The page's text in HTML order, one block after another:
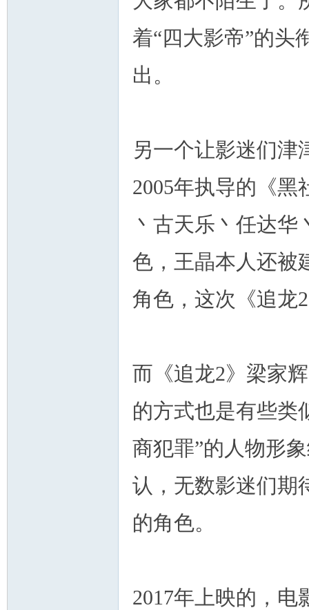
着“四大影帝”的头
出。
另一个让影迷们津
2005年执导的《
丶古天乐丶任达
色，王晶本人还被
角色，这次《追龙
而《追龙2》梁家
的方式也是有些类
商犯罪”的人物形
认，无数影迷们期
的角色。
2017年上映的，